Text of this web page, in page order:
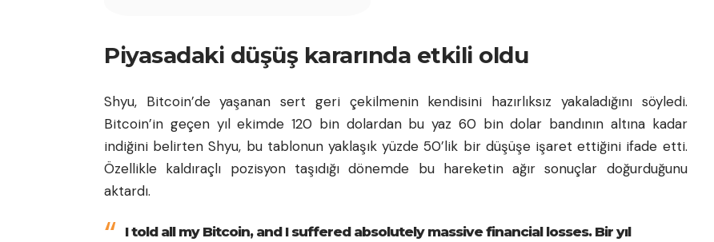
Piyasadaki düşüş kararında etkili oldu
Shyu, Bitcoin’de yaşanan sert geri çekilmenin kendisini hazırlıksız yakaladığını söyledi.
Bitcoin’in geçen yıl ekimde 120 bin dolardan bu yaz 60 bin dolar bandının altına kadar
indiğini belirten Shyu, bu tablonun yaklaşık yüzde 50’lik bir düşüşe işaret ettiğini ifade etti.
Özellikle kaldıraçlı pozisyon taşıdığı dönemde bu hareketin ağır sonuçlar doğurduğunu
aktardı.
I told all my Bitcoin, and I suffered absolutely massive financial losses. Bir yıl